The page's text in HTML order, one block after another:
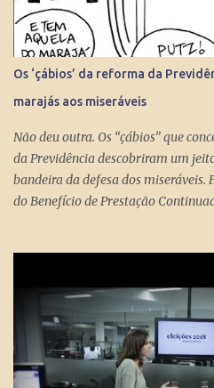
Os ‘çábios’ da reforma da
marajás aos miseráveis
Não deu outra. Os “çábios” que
da Previdência descobriram um
bandeira da defesa dos
do Benefício de Prestação
Família. Com a outra mão querem
mensais dos miseráveis que têm
direito aos R$ 998 se, e quando,
conserto do rombo da Previdência
pago aos miseráveis que têm entre